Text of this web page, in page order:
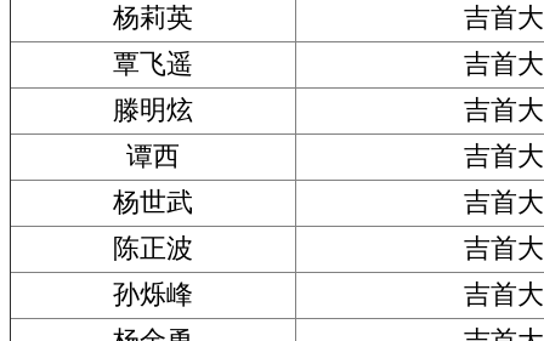
杨莉英
吉首
覃飞遥
吉首
滕明炫
吉首
谭西
吉首
杨世武
吉首
陈正波
吉首
孙烁峰
吉首